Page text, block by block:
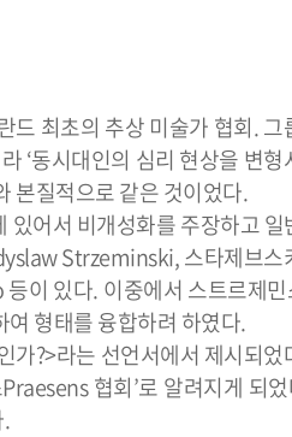
최초의 추상 미술가 협회. 그
‘동시대인의 심리 현상을 변형
본질적으로 같은 것이었다.
어서 비개성화를 주장하고
Strzeminski, 스타제브
이 있다. 이중에서 스트르제
형태를 융합하려 하였다.
?>라는 선언서에서 제시되
협회’로 알려지게 되